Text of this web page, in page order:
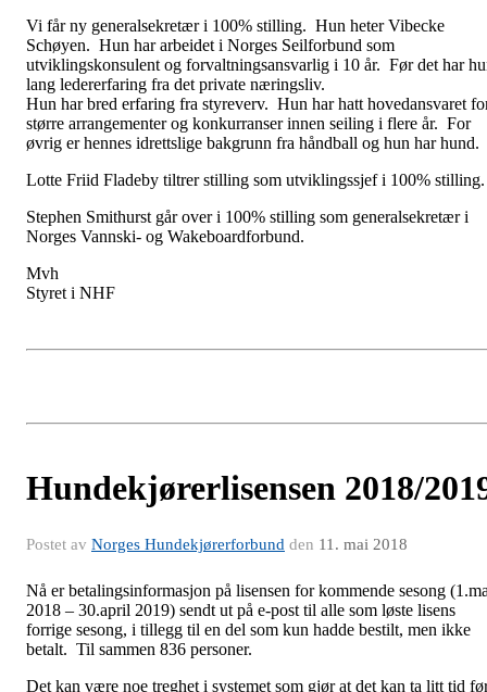
Vi får ny generalsekretær i 100% stilling. Hun heter Vibecke
Schøyen. Hun har arbeidet i Norges Seilforbund som
utviklingskonsulent og forvaltningsansvarlig i 10 år. Før det har
lang ledererfaring fra det private næringsliv.
Hun har bred erfaring fra styreverv. Hun har hatt hovedansvaret
større arrangementer og konkurranser innen seiling i flere år. For
øvrig er hennes idrettslige bakgrunn fra håndball og hun har hund.
Lotte Friid Fladeby tiltrer stilling som utviklingssjef i 100% stilling.
Stephen Smithurst går over i 100% stilling som generalsekretær i
Norges Vannski- og Wakeboardforbund.
Mvh
Styret i NHF
Hundekjørerlisensen 2018/
Postet av Norges Hundekjørerforbund den 11. mai 2018
Nå er betalingsinformasjon på lisensen for kommende sesong
2018 – 30.april 2019) sendt ut på e-post til alle som løste lisens
forrige sesong, i tillegg til en del som kun hadde bestilt, men ikke
betalt. Til sammen 836 personer.
Det kan være noe treghet i systemet som gjør at det kan ta litt tid